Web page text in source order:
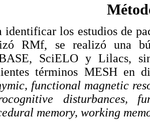
identificar los estudios de
RMf, se realizó una
SciELO y Lilacs,
términos MESH en
functional magnetic
disturbances,
memory, working